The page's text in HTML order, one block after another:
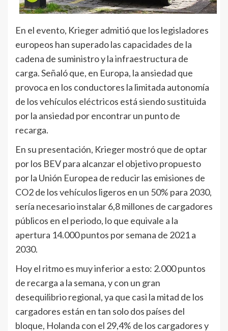
En el evento, Krieger admitió que los legisladores
europeos han superado las capacidades de la
cadena de suministro y la infraestructura de
carga. Señaló que, en Europa, la ansiedad que
provoca en los conductores la limitada autonomía
de los vehículos eléctricos está siendo sustituida
por la ansiedad por encontrar un punto de
recarga.
En su presentación, Krieger mostró que de optar
por los BEV para alcanzar el objetivo propuesto
por la Unión Europea de reducir las emisiones de
CO2 de los vehículos ligeros en un 50% para 2030,
sería necesario instalar 6,8 millones de cargadores
públicos en el periodo, lo que equivale a la
apertura 14.000 puntos por semana de 2021 a
2030.
Hoy el ritmo es muy inferior a esto: 2.000 puntos
de recarga a la semana, y con un gran
desequilibrio regional, ya que casi la mitad de los
cargadores están en tan solo dos países del
bloque, Holanda con el 29,4% de los cargadores y